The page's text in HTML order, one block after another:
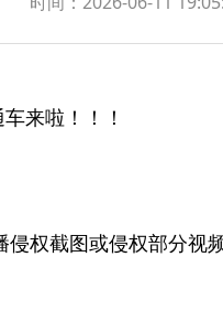
车来啦！！！
权截图或侵权部分视